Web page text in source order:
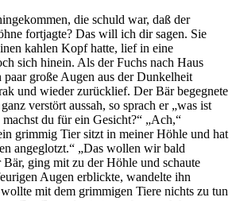
die schuld war, daß der
fortjagte? Das will ich dir sagen. Sie
kahlen Kopf hatte, lief in eine
sich hinein. Als der Fuchs nach Haus
große Augen aus der Dunkelheit
und wieder zurücklief. Der Bär begegnete
verstört aussah, so sprach er „was ist
du für ein Gesicht?“ „Ach,“
grimmig Tier sitzt in meiner Höhle und hat
angeglotzt.“ „Das wollen wir bald
Bär, ging mit zu der Höhle und schaute
Augen erblickte, wandelte ihn
mit dem grimmigen Tiere nichts zu tun